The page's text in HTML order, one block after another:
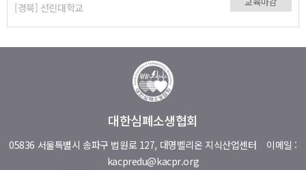
[경북] 선린대학교
대한심폐소생협회
05836 서울특별시 송파구 법원로 127, 대명벨리온 지식산업센터 이메일 :
kacpredu@kacpr.org